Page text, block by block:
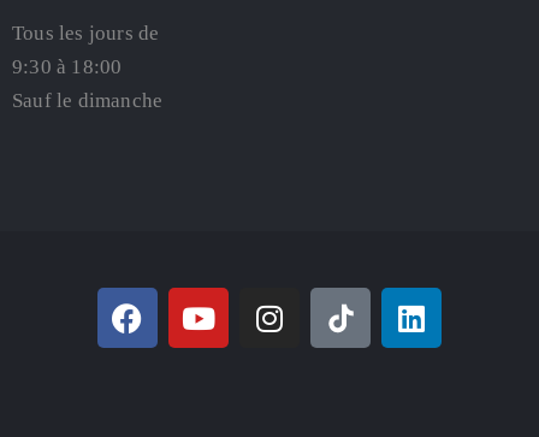
Tous les jours de
9:30 à 18:00
Sauf le dimanche